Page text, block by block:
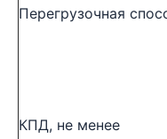
Перегрузочная
КПД, не менее